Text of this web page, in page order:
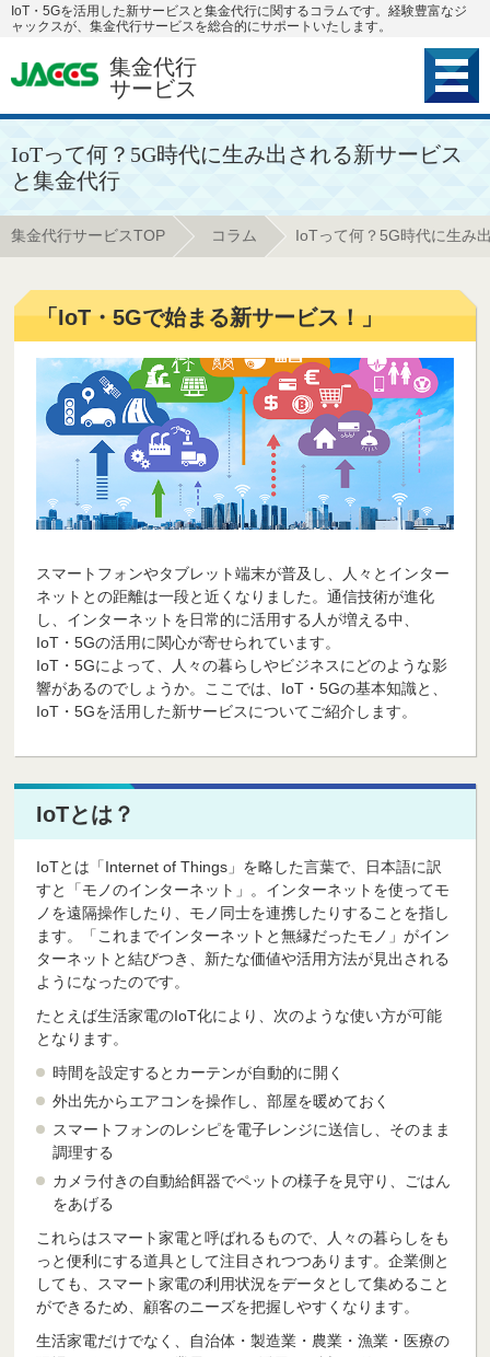
IoT・5Gを活用した新サービスと集金代行に関するコラムです。経験豊富なジ
ャックスが、集金代行サービスを総合的にサポートいたします。
集金代行
サービス
メニュ
ー
IoTって何？5G時代に生み出される新サービス
と集金代行
集金代行サービスTOP コラム IoTって何？5G時代に生み
「IoT・5Gで始まる新サービス！」
スマートフォンやタブレット端末が普及し、人々とインター
ネットとの距離は一段と近くなりました。通信技術が進化
し、インターネットを日常的に活用する人が増える中、
IoT・5Gの活用に関心が寄せられています。
IoT・5Gによって、人々の暮らしやビジネスにどのような影
響があるのでしょうか。ここでは、IoT・5Gの基本知識と、
IoT・5Gを活用した新サービスについてご紹介します。
IoTとは？
IoTとは「Internet of Things」を略した言葉で、日本語に訳
すと「モノのインターネット」。インターネットを使ってモ
ノを遠隔操作したり、モノ同士を連携したりすることを指し
ます。「これまでインターネットと無縁だったモノ」がイン
ターネットと結びつき、新たな価値や活用方法が見出される
ようになったのです。
たとえば生活家電のIoT化により、次のような使い方が可能
となります。
時間を設定するとカーテンが自動的に開く
外出先からエアコンを操作し、部屋を暖めておく
スマートフォンのレシピを電子レンジに送信し、そのまま
調理する
カメラ付きの自動給餌器でペットの様子を見守り、ごはん
をあげる
これらはスマート家電と呼ばれるもので、人々の暮らしをも
っと便利にする道具として注目されつつあります。企業側と
しても、スマート家電の利用状況をデータとして集めること
ができるため、顧客のニーズを把握しやすくなります。
生活家電だけでなく、自治体・製造業・農業・漁業・医療の